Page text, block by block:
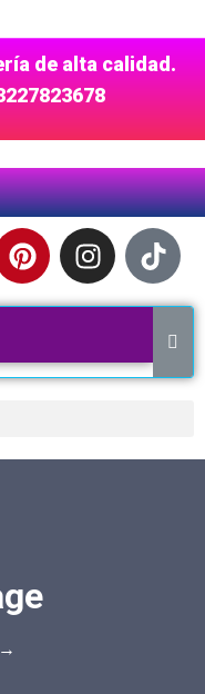
de alta calidad.